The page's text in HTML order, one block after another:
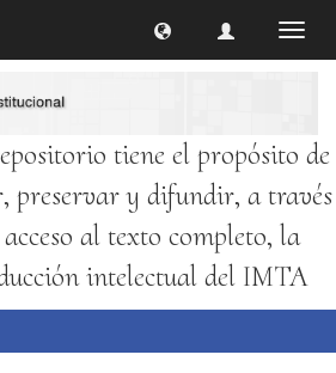
tiene el propósito de
preservar y difundir, a través
al texto completo, la
intelectual del IMTA